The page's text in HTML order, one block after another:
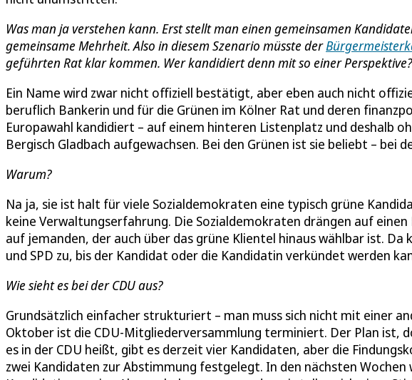
Was man ja verstehen kann. Erst stellt man einen gemeinsamen
gemeinsame Mehrheit. Also in diesem Szenario müsste der
geführten Rat klar kommen. Wer kandidiert denn mit so einer Perspektive?
Ein Name wird zwar nicht offiziell bestätigt, aber eben auch nicht
beruflich Bankerin und für die Grünen im Kölner Rat und deren
Europawahl kandidiert – auf einem hinteren Listenplatz und deshalb
Bergisch Gladbach aufgewachsen. Bei den Grünen ist sie beliebt – bei
Warum?
Na ja, sie ist halt für viele Sozialdemokraten eine typisch grüne
keine Verwaltungserfahrung. Die Sozialdemokraten drängen auf
auf jemanden, der auch über das grüne Klientel hinaus wählbar ist. Da
und SPD zu, bis der Kandidat oder die Kandidatin verkündet werden
Wie sieht es bei der CDU aus?
Grundsätzlich einfacher strukturiert – man muss sich nicht mit einer
Oktober ist die CDU-Mitgliederversammlung terminiert. Der Plan ist,
es in der CDU heißt, gibt es derzeit vier Kandidaten, aber die
zwei Kandidaten zur Abstimmung festgelegt. In den nächsten